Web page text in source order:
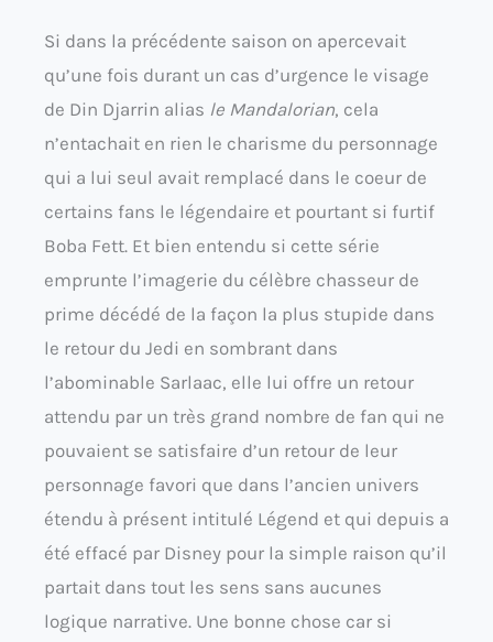
Si dans la précédente saison on apercevait
qu’une fois durant un cas d’urgence le visage
de Din Djarrin alias le Mandalorian, cela
n’entachait en rien le charisme du personnage
qui a lui seul avait remplacé dans le coeur de
certains fans le légendaire et pourtant si furtif
Boba Fett. Et bien entendu si cette série
emprunte l’imagerie du célèbre chasseur de
prime décédé de la façon la plus stupide dans
le retour du Jedi en sombrant dans
l’abominable Sarlaac, elle lui offre un retour
attendu par un très grand nombre de fan qui ne
pouvaient se satisfaire d’un retour de leur
personnage favori que dans l’ancien univers
étendu à présent intitulé Légend et qui depuis a
été effacé par Disney pour la simple raison qu’il
partait dans tout les sens sans aucunes
logique narrative. Une bonne chose car si